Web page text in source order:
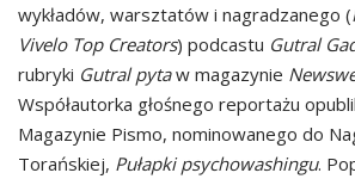
wykładów, warsztatów i nagradzanego (
Vivelo Top Creators) podcastu Gutral
rubryki Gutral pytaw magazynie
Współautorka głośnego reportażu
Magazynie Pismo, nominowanego do
Torańskiej, Pułapki psychowashingu.